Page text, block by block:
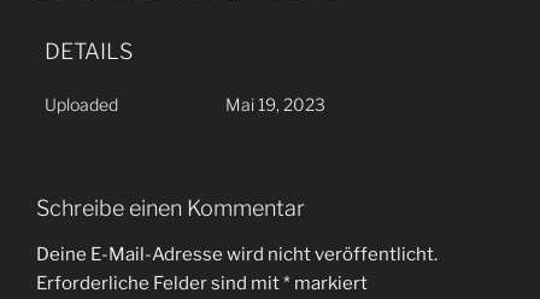
DETAILS
Uploaded Mai 19, 2023
Schreibe einen Kommentar
Deine E-Mail-Adresse wird nicht veröffentlicht.
Erforderliche Felder sind mit* markiert